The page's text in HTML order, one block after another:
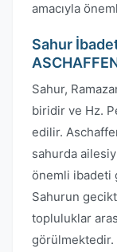
amacıyla
Sahur
Sahur,
biridir ve Hz.
edilir.
sahurda
önemli ibadeti
Sahurun
topluluklar
görülmektedir.